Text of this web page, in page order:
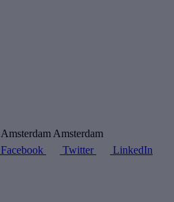
Amsterdam
Facebook Twitter LinkedIn